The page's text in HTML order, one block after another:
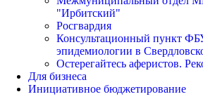
"Ирбитский"
Росгвардия
Консультационный пункт
эпидемиологии в
Остерегайтесь аферистов.
Для бизнеса
Инициативное бюджетирование